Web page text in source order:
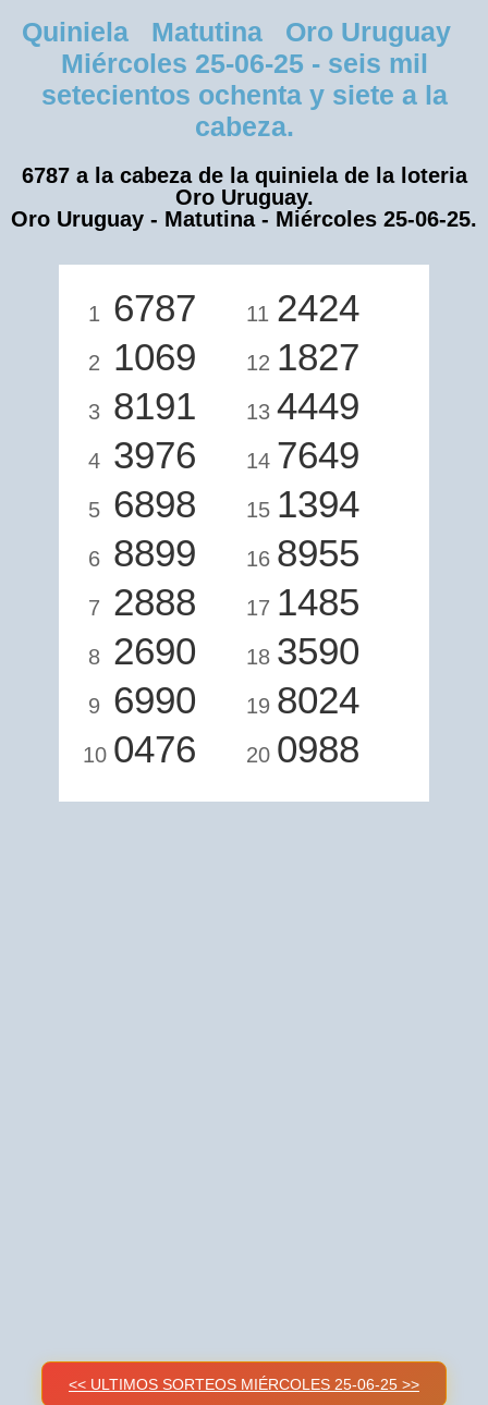
Quiniela Matutina Oro Uruguay
Miércoles 25-06-25 - seis mil
setecientos ochenta y siete a la
cabeza.
6787 a la cabeza de la quiniela de la loteria
Oro Uruguay.
Oro Uruguay - Matutina - Miércoles 25-06-25.
1 6787
2 1069
3 8191
4 3976
5 6898
6 8899
7 2888
8 2690
9 6990
10 0476
11 2424
12 1827
13 4449
14 7649
15 1394
16 8955
17 1485
18 3590
19 8024
20 0988
<< ULTIMOS SORTEOS MIÉRCOLES 25-06-25 >>